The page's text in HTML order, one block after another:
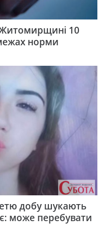
10
норми
добу шукають
може перебувати